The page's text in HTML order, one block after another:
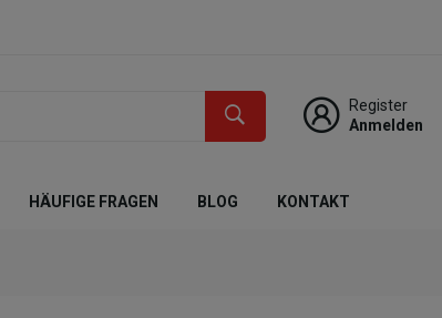
Register
Anmelden
HÄUFIGE FRAGEN BLOG KONTAKT